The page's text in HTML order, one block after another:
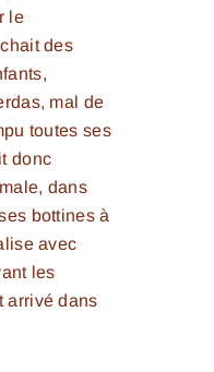
le
des
, mal de
toutes ses
donc
dans
bottines à
avec
les
arrivé dans